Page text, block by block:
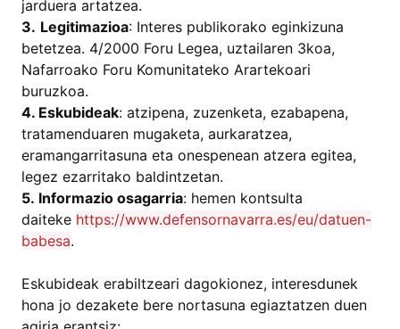
jarduera artatzea.
3. Legitimazioa: Interes publikorako eginkizuna
betetzea. 4/2000 Foru Legea, uztailaren 3koa,
Nafarroako Foru Komunitateko Arartekoari
buruzkoa.
4. Eskubideak: atzipena, zuzenketa, ezabapena,
tratamenduaren mugaketa, aurkaratzea,
eramangarritasuna eta onespenean atzera egitea,
legez ezarritako baldintzetan.
5. Informazio osagarria: hemen kontsulta
daiteke https://www.defensornavarra.es/eu/datuen-
babesa.
Eskubideak erabiltzeari dagokionez, interesdunek
hona jo dezakete bere nortasuna egiaztatzen duen